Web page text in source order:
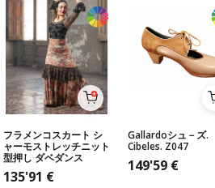
フラメンコスカート シ
ャーモストレッチニット
型押し ダベダンス
135'91 €
Gallardoシュ－ズ.
Cibeles. Z047
149'59 €